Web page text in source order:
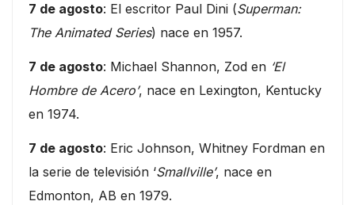
7 de agosto: El escritor Paul Dini (Superman:
The Animated Series) nace en 1957.
7 de agosto: Michael Shannon, Zod en ‘El
Hombre de Acero’, nace en Lexington, Kentucky
en 1974.
7 de agosto: Eric Johnson, Whitney Fordman en
la serie de televisión ‘Smallville’, nace en
Edmonton, AB en 1979.